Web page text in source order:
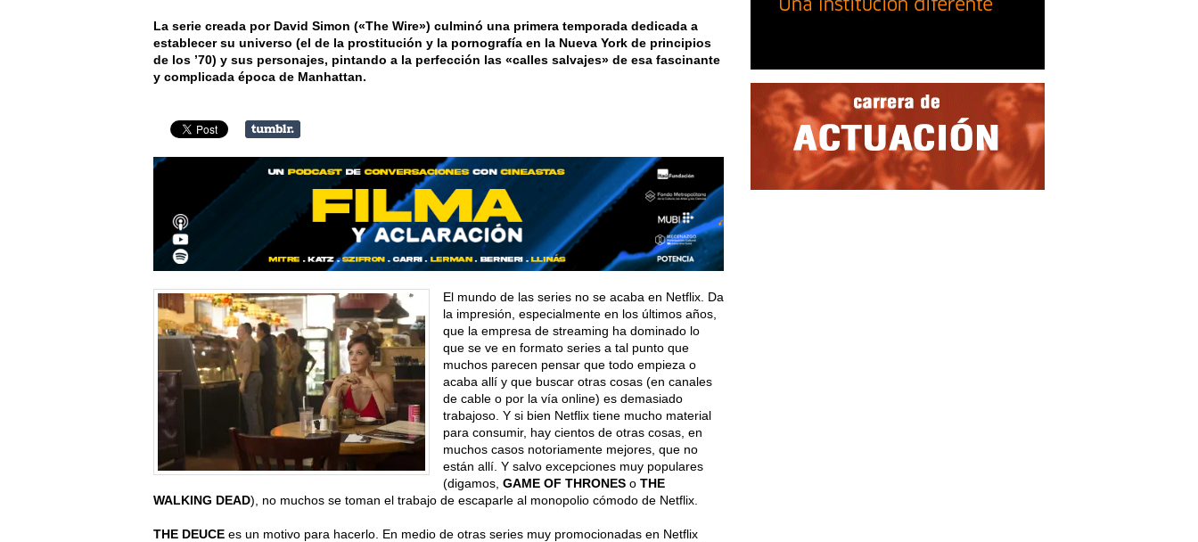
La serie creada por David Simon («The Wire») culminó una primera temporada dedicada a
establecer su universo (el de la prostitución y la pornografía en la Nueva York de principios
de los ’70) y sus personajes, pintando a la perfección las «calles salvajes» de esa fascinante
y complicada época de Manhattan.
El mundo de las series no se acaba en Netflix. Da
la impresión, especialmente en los últimos años,
que la empresa de streaming ha dominado lo
que se ve en formato series a tal punto que
muchos parecen pensar que todo empieza o
acaba allí y que buscar otras cosas (en canales
de cable o por la vía online) es demasiado
trabajoso. Y si bien Netflix tiene mucho material
para consumir, hay cientos de otras cosas, en
muchos casos notoriamente mejores, que no
están allí. Y salvo excepciones muy populares
(digamos, GAME OF THRONES o THE
WALKING DEAD), no muchos se toman el trabajo de escaparle al monopolio cómodo de Netflix.
THE DEUCE es un motivo para hacerlo. En medio de otras series muy promocionadas en Netflix